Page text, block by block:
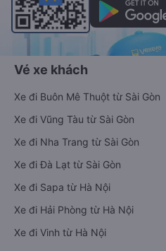
Vé xe khách
Xe đi Buôn Mê Thuột từ Sài Gòn
Xe đi Vũng Tàu từ Sài Gòn
Xe đi Nha Trang từ Sài Gòn
Xe đi Đà Lạt từ Sài Gòn
Xe đi Sapa từ Hà Nội
Xe đi Hải Phòng từ Hà Nội
Xe đi Vinh từ Hà Nội